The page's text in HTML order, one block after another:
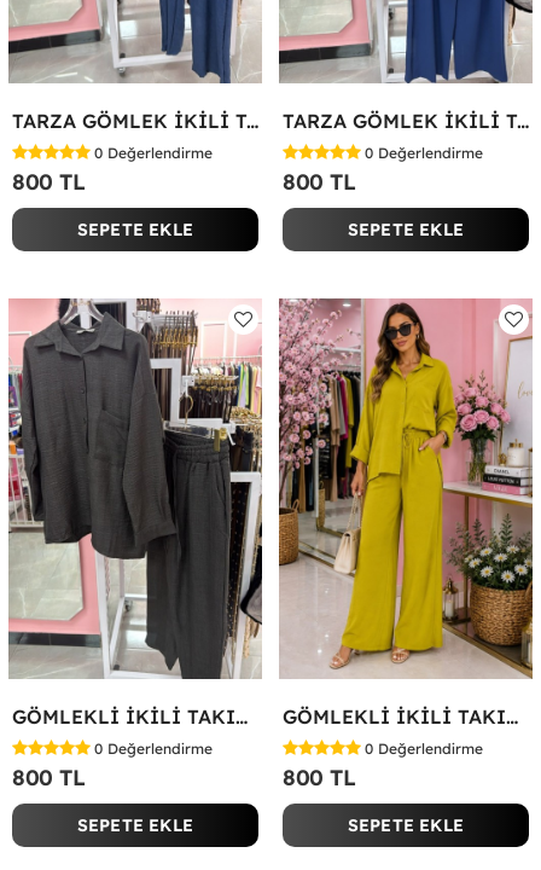
TARZA GÖMLEK İKİLİ TAKIM KOT KUMAŞ Mavi
0 Değerlendirme
800 TL
SEPETE EKLE
TARZA GÖMLEK İKİLİ TAKIM Lacivert
0 Değerlendirme
800 TL
SEPETE EKLE
GÖMLEKLİ İKİLİ TAKIM Siyah
0 Değerlendirme
800 TL
SEPETE EKLE
GÖMLEKLİ İKİLİ TAKIM Yağ Yeşili
0 Değerlendirme
800 TL
SEPETE EKLE